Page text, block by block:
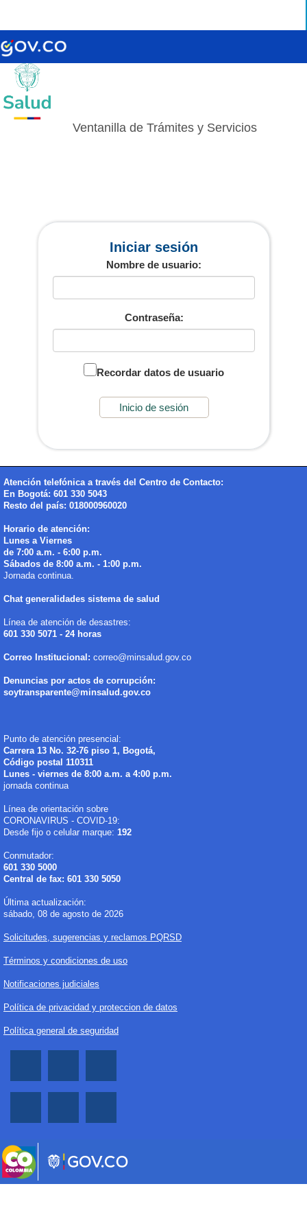
Ventanilla de Trámites y Servicios
Iniciar sesión
Nombre de usuario:
Contraseña:
Recordar datos de usuario
Atención telefónica a través del Centro de Contacto:
En Bogotá: 601 330 5043
Resto del país: 018000960020
Horario de atención:
Lunes a Viernes
de 7:00 a.m. - 6:00 p.m.
Sábados de 8:00 a.m. - 1:00 p.m.
Jornada continua.
Chat generalidades sistema de salud
Línea de atención de desastres:
601 330 5071 - 24 horas
Correo Institucional: correo@minsalud.gov.co
Denuncias por actos de corrupción:
soytransparente@minsalud.gov.co
Punto de atención presencial:
Carrera 13 No. 32-76 piso 1, Bogotá,
Código postal 110311
Lunes - viernes de 8:00 a.m. a 4:00 p.m.
jornada continua
Línea de orientación sobre
CORONAVIRUS - COVID-19:
Desde fijo o celular marque: 192
Conmutador:
601 330 5000
Central de fax: 601 330 5050
Última actualización:
sábado, 08 de agosto de 2026
Solicitudes, sugerencias y reclamos PQRSD
Términos y condiciones de uso
Notificaciones judiciales
Política de privacidad y proteccion de datos
Política general de seguridad